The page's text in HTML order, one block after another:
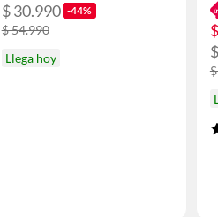
$ 30.990 -44%
$ 54.990
Llega hoy